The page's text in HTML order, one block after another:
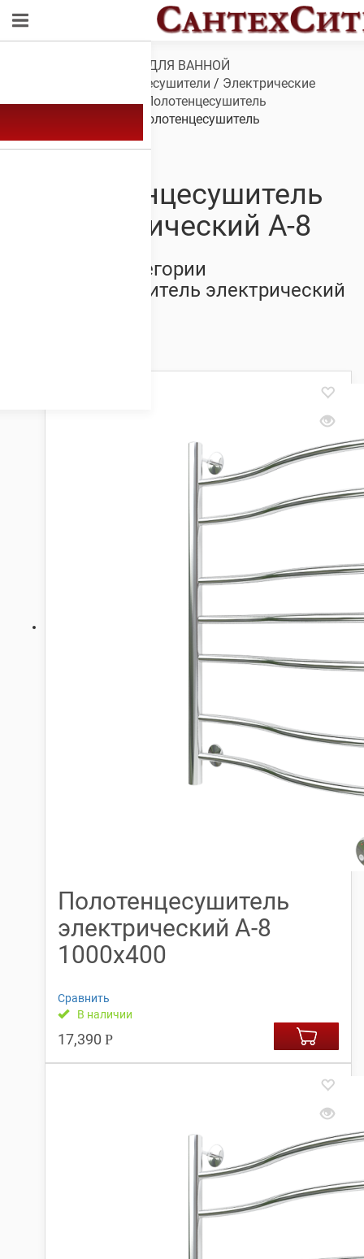
САНТЕХНИКА ДЛЯ ВАННОЙ
Полотенцесушители / Электрические
полотенцесушители/ Полотенцесушитель
/ Полотенцесушитель
электрический А-8
Полотенцесушитель
электрический А-8
Товары из категории
Полотенцесушитель электрический
Полотенцесушитель
электрический А-8
1000х400
Сравнить
В наличии
17,390 Р